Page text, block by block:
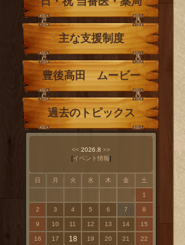
主な支援制度
豊後高田 ムービー
過去のトピックス
<< 2026.8 >>
[イベント情報]
日 月 火 水 木 金 土
1
2 3 4 5 6 7 8
9 10 11 12 13 14 15
16 17 18 19 20 21 22